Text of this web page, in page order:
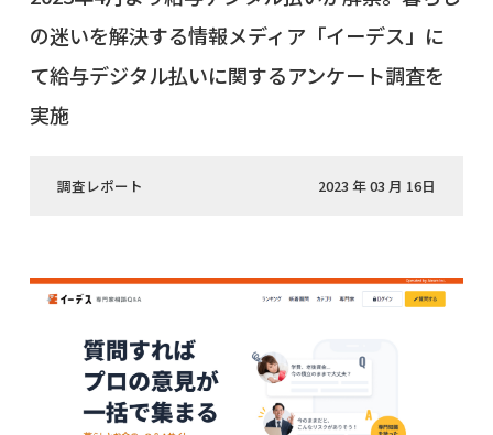
の迷いを解決する情報メディア「イーデス」に
て給与デジタル払いに関するアンケート調査を
実施
調査レポート 2023 年 03 月 16日